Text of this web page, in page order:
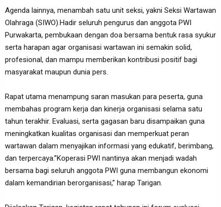
Agenda lainnya, menambah satu unit seksi, yakni Seksi Wartawan
Olahraga (SIWO).Hadir seluruh pengurus dan anggota PWI
Purwakarta, pembukaan dengan doa bersama bentuk rasa syukur
serta harapan agar organisasi wartawan ini semakin solid,
profesional, dan mampu memberikan kontribusi positif bagi
masyarakat maupun dunia pers.
Rapat utama menampung saran masukan para peserta, guna
membahas program kerja dan kinerja organisasi selama satu
tahun terakhir. Evaluasi, serta gagasan baru disampaikan guna
meningkatkan kualitas organisasi dan memperkuat peran
wartawan dalam menyajikan informasi yang edukatif, berimbang,
dan terpercaya.”Koperasi PWI nantinya akan menjadi wadah
bersama bagi seluruh anggota PWI guna membangun ekonomi
dalam kemandirian berorganisasi,” harap Tarigan.